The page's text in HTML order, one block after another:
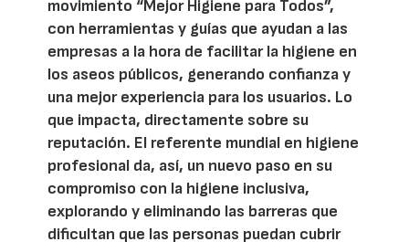
movimiento “Mejor Higiene para Todos”,
con herramientas y guías que ayudan a las
empresas a la hora de facilitar la higiene en
los aseos públicos, generando confianza y
una mejor experiencia para los usuarios. Lo
que impacta, directamente sobre su
reputación. El referente mundial en higiene
profesional da, así, un nuevo paso en su
compromiso con la higiene inclusiva,
explorando y eliminando las barreras que
dificultan que las personas puedan cubrir